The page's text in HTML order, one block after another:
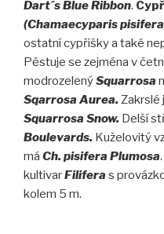
Dart´s Blue Ribbon.
(Chamaecyparis
ostatní cypřišky a také
Pěstuje se zejména v
modrozelenýSquarrosa
Sqarrosa Aurea. Zakrslé
Squarrosa Snow. Delší
Boulevards. Kuželovitý
má Ch. pisifera Plumosa
kultivarFilifera s
kolem 5 m.